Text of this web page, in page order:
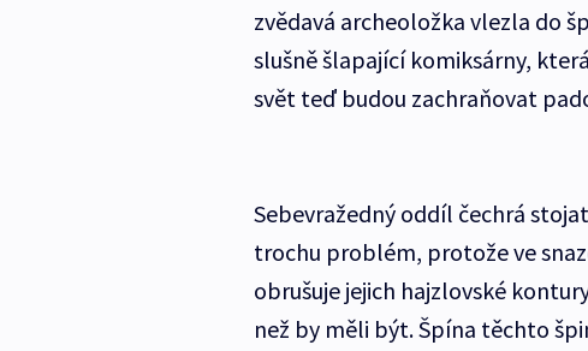
zvědavá archeoložka vlezla do
slušně šlapající komiksárny,
svět teď budou zachraňovat
Sebevražedný oddíl čechrá
trochu problém, protože ve
obrušuje jejich hajzlovské
než by měli být. Špína těchto